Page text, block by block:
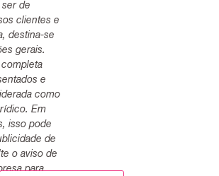
de
clientes e
destina-se
gerais.
e
como
Em
isso pode
de
o aviso de
para